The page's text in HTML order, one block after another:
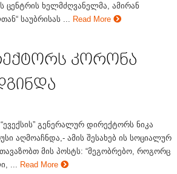
ხელმძღვანელმა, ამირან
საუბრისას ...
Read More
კორონა
გენერალურ დირექტორს ნიკა
აღმოაჩნდა,- ამის შესახებ ის სოციალურ
მის პოსტს: “მეგობრებო, როგორც
...
Read More